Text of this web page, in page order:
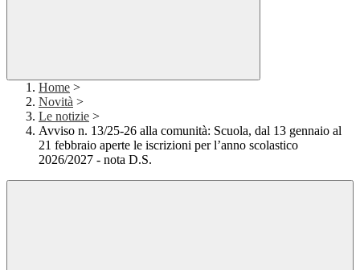
Home >
Novità >
Le notizie >
Avviso n. 13/25-26 alla comunità: Scuola, dal 13 gennaio al
21 febbraio aperte le iscrizioni per l’anno scolastico
2026/2027 - nota D.S.